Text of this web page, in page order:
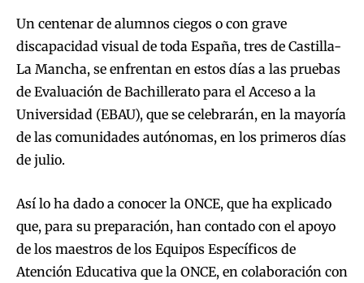
Un centenar de alumnos ciegos o con grave
discapacidad visual de toda España, tres de Castilla-
La Mancha, se enfrentan en estos días a las pruebas
de Evaluación de Bachillerato para el Acceso a la
Universidad (EBAU), que se celebrarán, en la mayoría
de las comunidades autónomas, en los primeros días
de julio.
Así lo ha dado a conocer la ONCE, que ha explicado
que, para su preparación, han contado con el apoyo
de los maestros de los Equipos Específicos de
Atención Educativa que la ONCE, en colaboración con